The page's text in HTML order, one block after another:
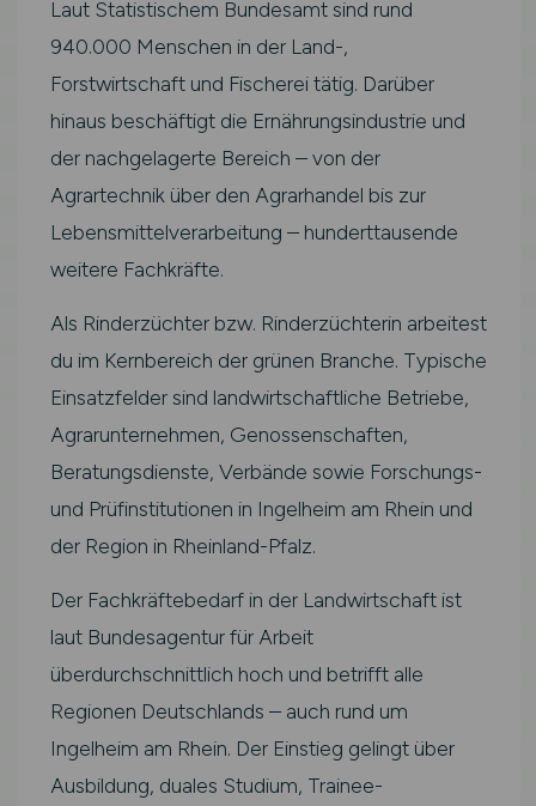
Laut Statistischem Bundesamt sind rund
940.000 Menschen in der Land-,
Forstwirtschaft und Fischerei tätig. Darüber
hinaus beschäftigt die Ernährungsindustrie und
der nachgelagerte Bereich – von der
Agrartechnik über den Agrarhandel bis zur
Lebensmittelverarbeitung – hunderttausende
weitere Fachkräfte.
Als Rinderzüchter bzw. Rinderzüchterin arbeitest
du im Kernbereich der grünen Branche. Typische
Einsatzfelder sind landwirtschaftliche Betriebe,
Agrarunternehmen, Genossenschaften,
Beratungsdienste, Verbände sowie Forschungs-
und Prüfinstitutionen in Ingelheim am Rhein und
der Region in Rheinland-Pfalz.
Der Fachkräftebedarf in der Landwirtschaft ist
laut Bundesagentur für Arbeit
überdurchschnittlich hoch und betrifft alle
Regionen Deutschlands – auch rund um
Ingelheim am Rhein. Der Einstieg gelingt über
Ausbildung, duales Studium, Trainee-